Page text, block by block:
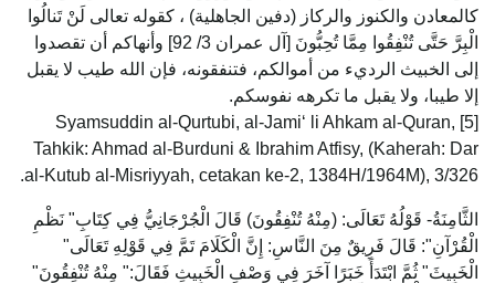
كالمعادن والكنوز والركاز (دفين الجاهلية) ، كقوله تعالى لَنْ تَنالُوا
الْبِرَّ حَتَّى تُنْفِقُوا مِمَّا تُحِبُّونَ [آل عمران 3/ 92] وأنهاكم أن تقصدوا
إلى الخبيث الرديء من أموالكم، فتنفقونه، فإن الله طيب لا يقبل
إلا طيبا، ولا يقبل ما تكرهه نفوسكم.
[5] Syamsuddin al-Qurtubi, al-Jami‘ li Ahkam al-Quran,
Tahkik: Ahmad al-Burduni & Ibrahim Atfisy, (Kaherah: Dar
al-Kutub al-Misriyyah, cetakan ke-2, 1384H/1964M), 3/326.
الثَّامِنَةُ- قَوْلُهُ تَعَالَى: (مِنْهُ تُنْفِقُونَ) قَالَ الْجُرْجَانِيُّ فِي كِتَابِ" نَظْمِ
الْقُرْآنِ": قَالَ فَرِيقٌ مِنَ النَّاسِ: إِنَّ الْكَلَامَ تَمَّ فِي قَوْلِهِ تَعَالَى"
الْخَبِيثَ" ثُمَّ ابْتَدَأَ خَبَرًا آخَرَ فِي وَصْفِ الْخَبِيثِ فَقَالَ:" مِنْهُ تُنْفِقُونَ"